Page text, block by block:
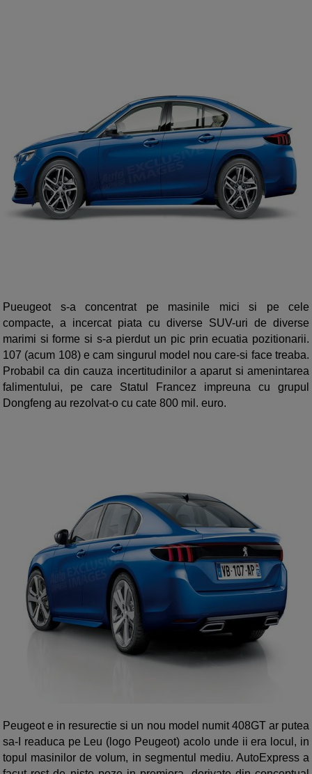
Pueugeot s-a concentrat pe masinile mici si pe cele
compacte, a incercat piata cu diverse SUV-uri de diverse
marimi si forme si s-a pierdut un pic prin ecuatia pozitionarii.
107 (acum 108) e cam singurul model nou care-si face treaba.
Probabil ca din cauza incertitudinilor a aparut si amenintarea
falimentului, pe care Statul Francez impreuna cu grupul
Dongfeng au rezolvat-o cu cate 800 mil. euro.
Peugeot e in resurectie si un nou model numit 408GT ar putea
sa-I readuca pe Leu (logo Peugeot) acolo unde ii era locul, in
topul masinilor de volum, in segmentul mediu. AutoExpress a